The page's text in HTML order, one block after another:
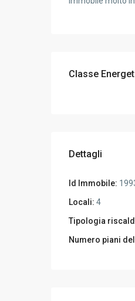
Classe
Dettagli
Id Immobile:
Locali: 4
Tipologia
Numero piani